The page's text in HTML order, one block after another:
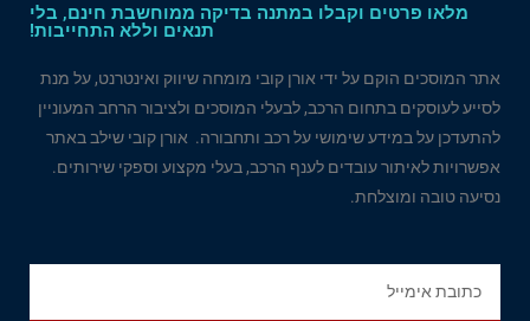
מלאו פרטים וקבלו במתנה בדיקה ממוחשבת חינם, בלי
תנאים וללא התחייבות!
אתר המוסכים הוקם על ידי אורן קובי מומחה שיווק ואינטרנט, על מנת
לסייע לעוסקים בתחום הרכב, לבעלי המוסכים ולציבור הרחב המעוניין
להתעדכן על במידע שימושי על רכב ותחבורה. אורן קובי שילב באתר
אפשרויות לאיתור עובדים לענף הרכב, בעלי מקצוע וספקי שירותים.
נסיעה טובה ומוצלחת.